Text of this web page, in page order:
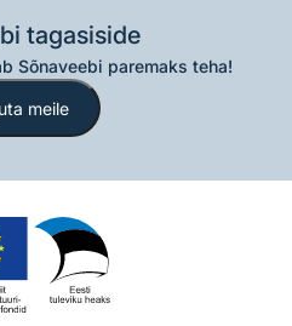
tagasiside
Sõnaveebi paremaks teha!
meile